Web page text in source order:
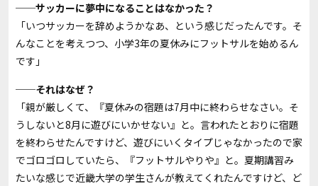
──サッカーに夢中になることはなかった？
「いつサッカーを辞めようかなあ、という感じだったんです。そ
んなことを考えつつ、小学3年の夏休みにフットサルを始めるん
です」
──それはなぜ？
「親が厳しくて、『夏休みの宿題は7月中に終わらせなさい。そ
うしないと8月に遊びにいかせない』と。言われたとおりに宿題
を終わらせたんですけど、遊びにいくタイプじゃなかったので家
でゴロゴロしていたら、『フットサルやりや』と。夏期講習み
たいな感じで近畿大学の学生さんが教えてくれたんですけど、ど